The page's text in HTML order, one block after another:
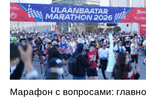
Марафон с вопросами: